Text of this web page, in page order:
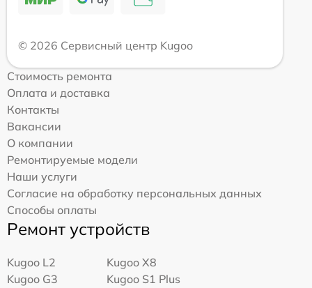
© 2026 Сервисный центр Kugoo
Стоимость ремонта
Оплата и доставка
Контакты
Вакансии
О компании
Ремонтируемые модели
Наши услуги
Согласие на обработку персональных данных
Способы оплаты
Ремонт устройств
Kugoo L2
Kugoo X8
Kugoo G3
Kugoo S1 Plus